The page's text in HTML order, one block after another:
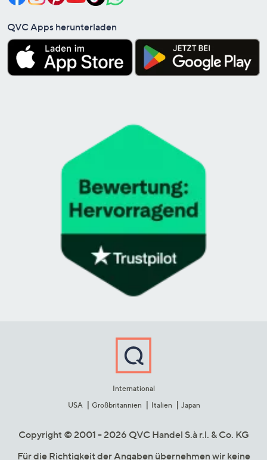
QVC Apps herunterladen
International
USA
Großbritannien Italien Japan
Copyright © 2001 - 2026 QVC Handel S.à r.l. & Co. KG
Für die Richtigkeit der Angaben übernehmen wir keine